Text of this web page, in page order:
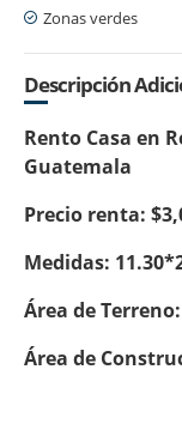
Zonas verdes
Descripción
Rento Casa en
Guatemala
Precio renta:
Medidas:
Área de
Área de